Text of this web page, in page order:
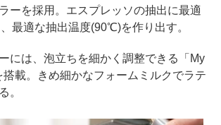
ーを採用。エスプレッソの抽出に最適
最適な抽出温度(90℃)を作り出す。
には、泡立ちを細かく調整できる「My
搭載。きめ細かなフォームミルクでラテ
。